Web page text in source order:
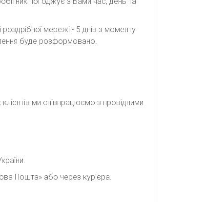
мережі - 5 днів з моменту
буде розформовано.
ми співпрацюємо з провідними
Пошта» або через кур'єра.